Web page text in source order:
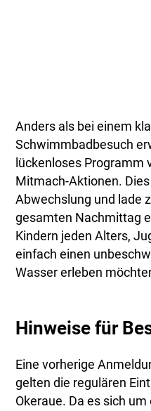
Anders als bei einem
Schwimmbadbesuch
lückenloses Programm
Mitmach-Aktionen.
Abwechslung und lade
gesamten Nachmittag
Kindern jeden Alters,
einfach einen
Wasser erleben
Hinweise für
Eine vorherige
gelten die regulären
Okeraue. Da es sich